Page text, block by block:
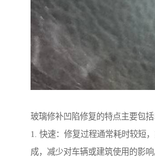
玻璃修补凹陷修复的特点主要包括
1. 快速：修复过程通常耗时较短
成，减少对车辆或建筑使用的影响